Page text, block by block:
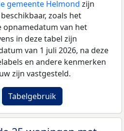
gemeente Helmond zijn
zoals het
opnamedatum van het
in deze tabel zijn
van 1 juli 2026, na deze
en andere kenmerken
zijn vastgesteld.
Tabelgebruik